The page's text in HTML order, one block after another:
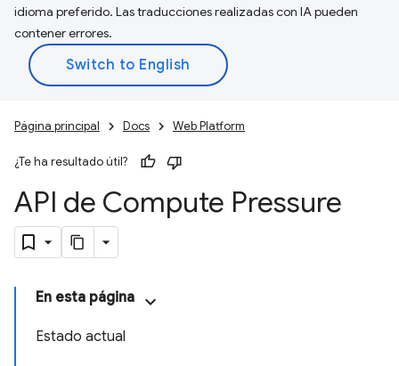
idioma preferido. Las traducciones realizadas con IA pueden
contener errores.
Página principal Docs Web Platform
¿Te ha resultado útil?
API de Compute Pressure
En esta página
Estado actual